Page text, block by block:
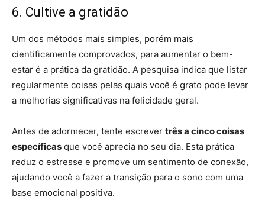
6. Cultive a gratidão
Um dos métodos mais simples, porém mais
cientificamente comprovados, para aumentar o bem-
estar é a prática da gratidão. A pesquisa indica que listar
regularmente coisas pelas quais você é grato pode levar
a melhorias significativas na felicidade geral.
Antes de adormecer, tente escrever três a cinco coisas
específicas que você aprecia no seu dia. Esta prática
reduz o estresse e promove um sentimento de conexão,
ajudando você a fazer a transição para o sono com uma
base emocional positiva.